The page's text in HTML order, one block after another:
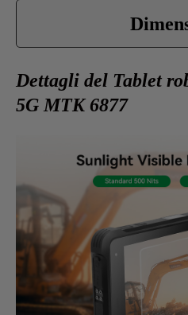
Dettagli del Tablet
5G MTK 6877